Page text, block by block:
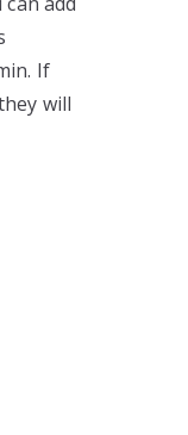
If
will